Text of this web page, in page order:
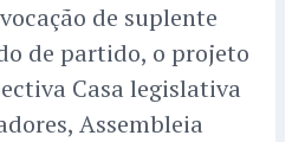
de suplente
de partido, o projeto
Casa legislativa
Assembleia